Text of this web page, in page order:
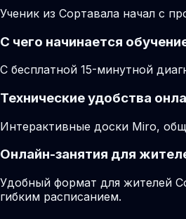
Ученик из Сортавала начал с
С чего начинается
С бесплатной 15-минутной
Технические удобства
Интерактивные доски Miro,
Онлайн-занятия для
Удобный формат для жителей
гибким расписанием.